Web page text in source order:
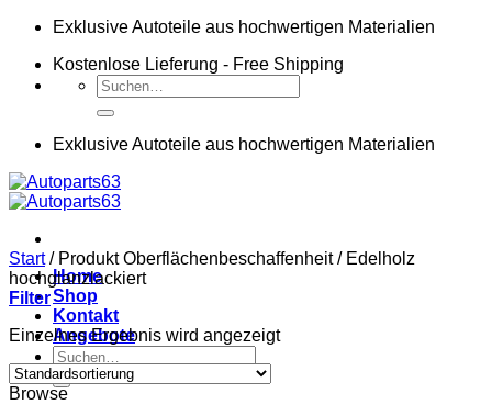
Zum
springen
Exklusive Autoteile aus hochwertigen Materialien
Kostenlose Lieferung - Free Shipping
Suchen
nach:
Exklusive Autoteile aus hochwertigen Materialien
Home
Shop
Kontakt
Angebote
Suchen
nach:
Start /Produkt Oberflächenbeschaffenheit/Edelholz
hochglanzlackiert
Filter
Einzelnes Ergebnis wird angezeigt
Browse